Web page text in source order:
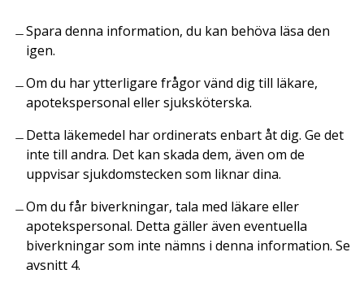
Spara denna information, du kan behöva läsa den
igen.
Om du har ytterligare frågor vänd dig till läkare,
apotekspersonal eller sjuksköterska.
Detta läkemedel har ordinerats enbart åt dig. Ge det
inte till andra. Det kan skada dem, även om de
uppvisar sjukdomstecken som liknar dina.
Om du får biverkningar, tala med läkare eller
apotekspersonal. Detta gäller även eventuella
biverkningar som inte nämns i denna information. Se
avsnitt 4.